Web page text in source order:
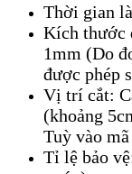
Thời gian
Kích thước
1mm (Do
được phép
Vị trí cắt:
(khoảng
Tuỳ vào
Tỉ lệ bảo